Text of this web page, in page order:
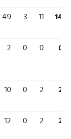
49 3 11 14
2 0 0 0
10 0 2 2
12 0 2 2